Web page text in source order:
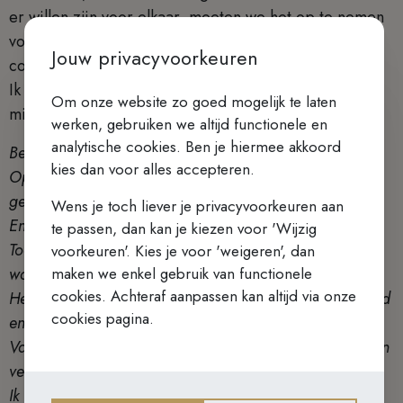
er willen zijn voor elkaar, moeten we het op te nemen
voor elkaar … over alle grenzen, culturen en
continenten voorbij.
Ik eindig met de boodschap van paus Leo XIV voor
missiezondag 2025:
Beste broeders en zusters,
Op wereldmissiezondag bidt de hele Kerk elk jaar
gezamenlijk voor missionarissen
En de vruchten van hun apostolische arbeid.
Toen ik als missionaris en bisschop in Peru werkzaam
was,
Heb ik met eigen ogen gezien hoe het geloof, het gebed
en de vrijgevigheid
Van Wereldmissiezondag hele gemeenschappen kunnen
veranderen.
Ik roep alle katholieke parochies in de wereld op
Jouw privacyvoorkeuren
Om onze website zo goed mogelijk te laten
werken, gebruiken we altijd functionele en
analytische cookies. Ben je hiermee akkoord
kies dan voor alles accepteren.
Wens je toch liever je privacyvoorkeuren aan
te passen, dan kan je kiezen voor 'Wijzig
voorkeuren'. Kies je voor 'weigeren', dan
maken we enkel gebruik van functionele
cookies. Achteraf aanpassen kan altijd via onze
cookies pagina.